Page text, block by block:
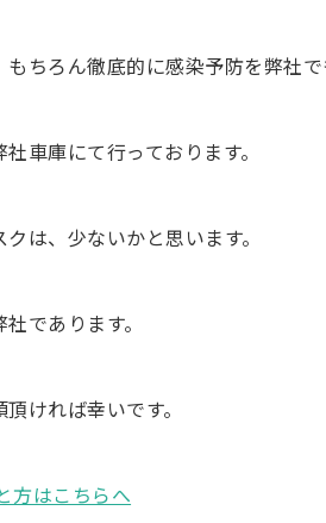
ちろん徹底的に感染予防を弊社で
車庫にて行っております。
は、少ないかと思います。
であります。
ければ幸いです。
方はこちらへ